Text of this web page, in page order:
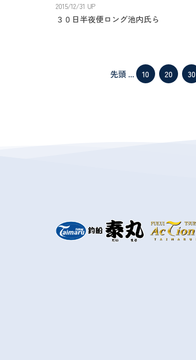
2015/12/31 UP
３０日半夜便ロング池内氏ら
先頭 ... 10 20 30